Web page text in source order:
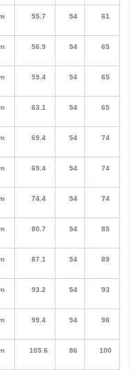
55.7 54 61
56.9 54 65
59.4 54 65
63.1 54 65
69.4 54 74
69.4 54 74
74.4 54 74
80.7 54 85
87.1 54 89
93.2 54 93
99.4 54 98
105.6 86 100